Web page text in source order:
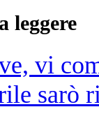
leggere